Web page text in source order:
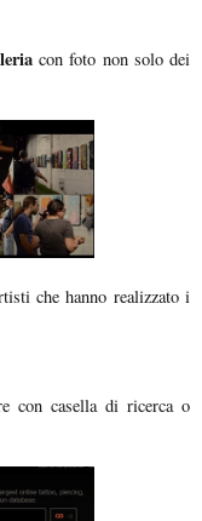
con foto non solo dei
che hanno realizzato i
con casella di ricerca o